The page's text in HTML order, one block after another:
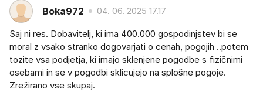
Boka972 04. 06. 2025 17.17
Saj ni res. Dobavitelj, ki ima 400.000 gospodinjstev bi se
moral z vsako stranko dogovarjati o cenah, pogojih ..potem
tozite vsa podjetja, ki imajo sklenjene pogodbe s fizičnimi
osebami in se v pogodbi sklicujejo na splošne pogoje.
Zrežirano vse skupaj.